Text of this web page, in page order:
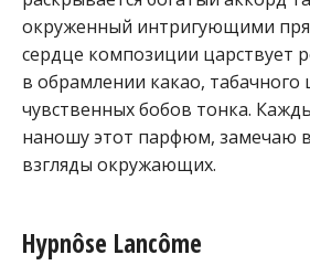
окруженный интригующими
сердце композиции царствует
в обрамлении какао, табачного
чувственных бобов тонка.
наношу этот парфюм, замечаю
взгляды окружающих.
Hypnôse Lancôme